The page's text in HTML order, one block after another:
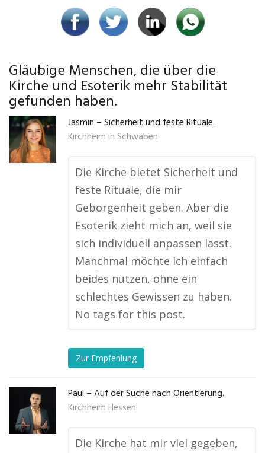
Gläubige Menschen, die über die
Kirche und Esoterik mehr Stabilität
gefunden haben.
Jasmin – Sicherheit und feste Rituale.
Kirchheim in Schwaben
Die Kirche bietet Sicherheit und
feste Rituale, die mir
Geborgenheit geben. Aber die
Esoterik zieht mich an, weil sie
sich individuell anpassen lässt.
Manchmal möchte ich einfach
beides nutzen, ohne ein
schlechtes Gewissen zu haben.
No tags for this post.
Zur Empfehlung
Paul – Auf der Suche nach Orientierung.
Kirchheim Hessen
Die Kirche hat mir viel gegeben,